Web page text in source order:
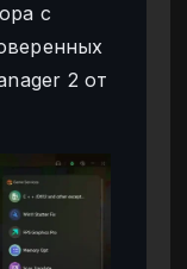
с
2 от